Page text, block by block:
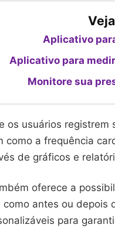
Aplicativo
Aplicativo para
Monitore sua
os usuários
como a frequência
de gráficos e
oferece a
como antes ou depois
para